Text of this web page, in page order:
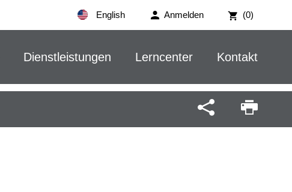
Anmelden (0)
English
Dienstleistungen Lerncenter Kontakt